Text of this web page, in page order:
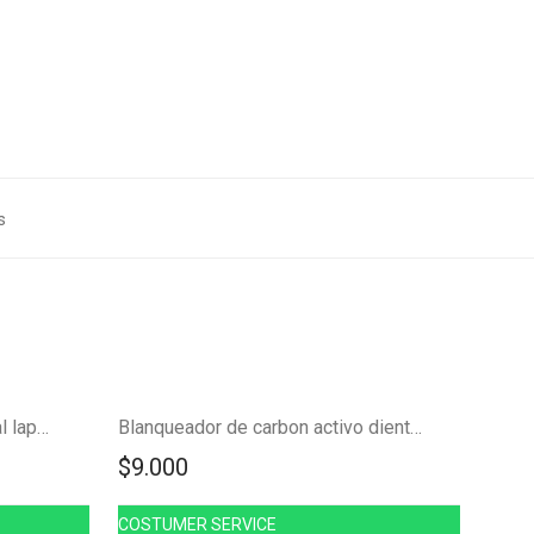
Blanqueador dental profesional lapiz FK23B-14 NUEVO!
Blanqueador de carbon activo dientes perfectos FK16-15carbon
$9.000
COSTUMER SERVICE